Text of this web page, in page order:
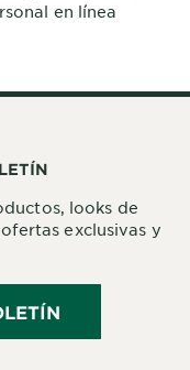
en línea
looks de
exclusivas y